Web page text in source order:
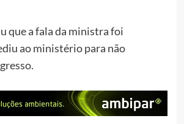
que a fala da ministra foi
ao ministério para não